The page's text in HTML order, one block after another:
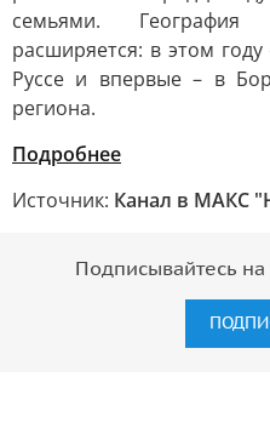
семьями. География
расширяется: в этом
Руссе и впервые – в
региона.
Подробнее
Источник: Канал в МАКС
Подписывайтесь